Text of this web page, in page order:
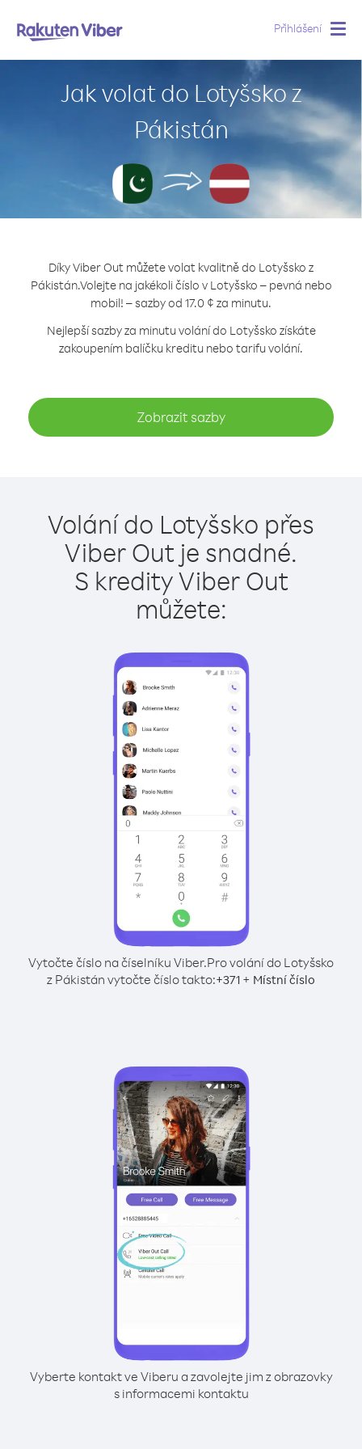
Přihlášení
Jak volat do Lotyšsko z
Pákistán
Díky Viber Out můžete volat kvalitně do Lotyšsko z
Pákistán.Volejte na jakékoli číslo v Lotyšsko – pevná nebo
mobil! – sazby od 17.0 ¢ za minutu.
Nejlepší sazby za minutu volání do Lotyšsko získáte
zakoupením balíčku kreditu nebo tarifu volání.
Zobrazit sazby
Volání do Lotyšsko přes
Viber Out je snadné.
S kredity Viber Out
můžete:
Vytočte číslo na číselníku Viber.Pro volání do Lotyšsko
z Pákistán vytočte číslo takto:+371 + Místní číslo
Vyberte kontakt ve Viberu a zavolejte jim z obrazovky
s informacemi kontaktu